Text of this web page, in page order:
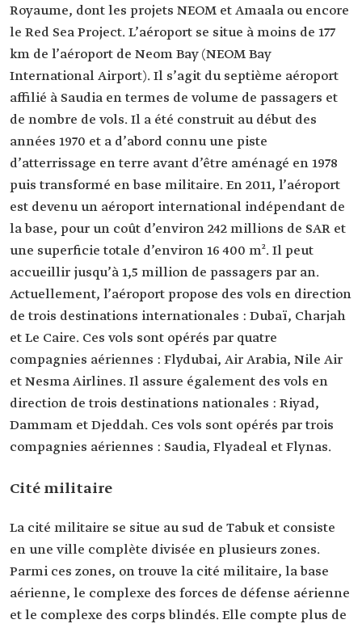
Royaume, dont les projets NEOM et Amaala ou encore
le Red Sea Project. L’aéroport se situe à moins de 177
km de l’aéroport de Neom Bay (NEOM Bay
International Airport). Il s’agit du septième aéroport
affilié à Saudia en termes de volume de passagers et
de nombre de vols. Il a été construit au début des
années 1970 et a d’abord connu une piste
d’atterrissage en terre avant d’être aménagé en 1978
puis transformé en base militaire. En 2011, l’aéroport
est devenu un aéroport international indépendant de
la base, pour un coût d’environ 242 millions de SAR et
une superficie totale d’environ 16 400 m². Il peut
accueillir jusqu’à 1,5 million de passagers par an.
Actuellement, l’aéroport propose des vols en direction
de trois destinations internationales : Dubaï, Charjah
et Le Caire. Ces vols sont opérés par quatre
compagnies aériennes : Flydubai, Air Arabia, Nile Air
et Nesma Airlines. Il assure également des vols en
direction de trois destinations nationales : Riyad,
Dammam et Djeddah. Ces vols sont opérés par trois
compagnies aériennes : Saudia, Flyadeal et Flynas.
Cité militaire
La cité militaire se situe au sud de Tabuk et consiste
en une ville complète divisée en plusieurs zones.
Parmi ces zones, on trouve la cité militaire, la base
aérienne, le complexe des forces de défense aérienne
et le complexe des corps blindés. Elle compte plus de